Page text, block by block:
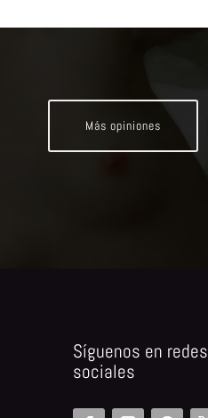
Más opiniones
Síguenos en redes
sociales